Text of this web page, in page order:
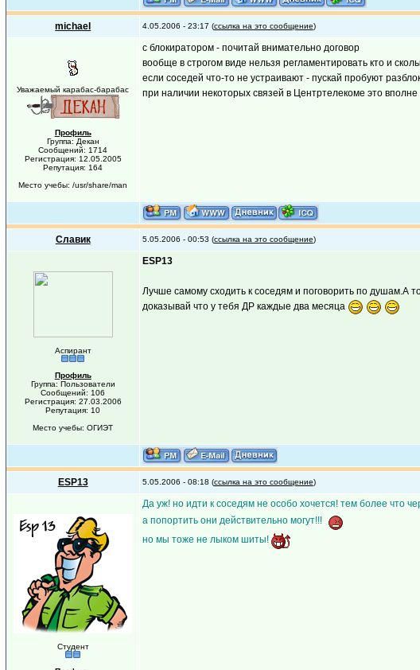
michael 4.05.2006 - 23:17 (ссылка на это сообщение)
Уважаемый карабас-барабас
Профиль
Группа: Декан
Сообщений: 1714
Регистрация: 12.05.2005
Репутация: 164
Место учебы: /usr/share/man
с блокиратором - почитай внимательно договор
вообще в строгом виде нельзя регламентировать кто и
если соседей что-то не устраивают - пускай пробуют
при наличии некоторых связей в Центртелекоме это
Славик 5.05.2006 - 00:53 (ссылка на это сообщение)
Аспирант
Профиль
Группа: Пользователи
Сообщений: 106
Регистрация: 27.03.2006
Репутация: 10
Место учебы: ОГИЭТ
ESP13
Лучше самому сходить к соседям и поговорить по душам.А
доказывай что у тебя ДР каждые два месяца
ESP13 5.05.2006 - 08:18 (ссылка на это сообщение)
Студент
Да уж! но идти к соседям не особо хочется! тем более что
а попортить они действительно могут!!!
но мы тоже не лыком шиты!